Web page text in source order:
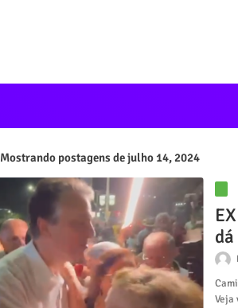
Mostrando postagens de julho 14, 2024